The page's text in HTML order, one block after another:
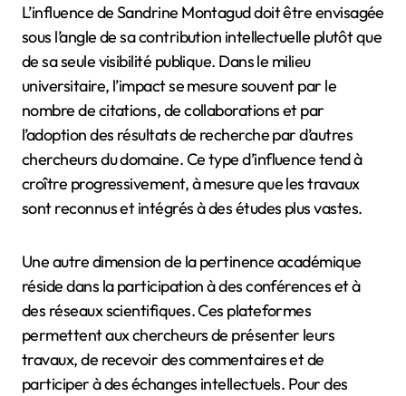
L’influence de Sandrine Montagud doit être envisagée
sous l’angle de sa contribution intellectuelle plutôt que
de sa seule visibilité publique. Dans le milieu
universitaire, l’impact se mesure souvent par le
nombre de citations, de collaborations et par
l’adoption des résultats de recherche par d’autres
chercheurs du domaine. Ce type d’influence tend à
croître progressivement, à mesure que les travaux
sont reconnus et intégrés à des études plus vastes.
Une autre dimension de la pertinence académique
réside dans la participation à des conférences et à
des réseaux scientifiques. Ces plateformes
permettent aux chercheurs de présenter leurs
travaux, de recevoir des commentaires et de
participer à des échanges intellectuels. Pour des